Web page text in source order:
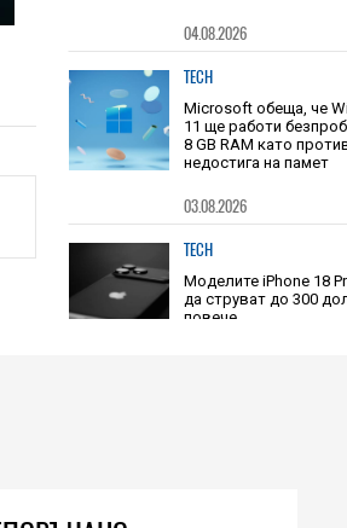
04.08.2026
TECH
Microsoft обеща, че
11 ще работи
8 GB RAM като
недостига на памет
03.08.2026
TECH
Моделите iPhone 18
да струват до 300
повече